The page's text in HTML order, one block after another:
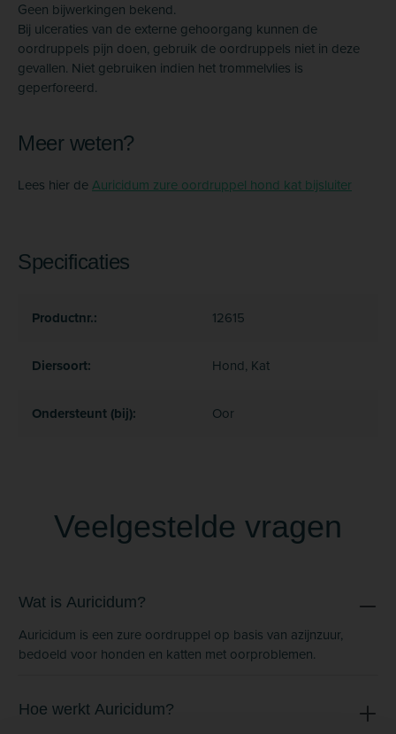
Geen bijwerkingen bekend.
Bij ulceraties van de externe gehoorgang kunnen de
oordruppels pijn doen, gebruik de oordruppels niet in deze
gevallen. Niet gebruiken indien het trommelvlies is
geperforeerd.
Meer weten?
Lees hier deAuricidum zure oordruppel hond kat bijsluiter
Specificaties
Productnr.: 12615
Diersoort: Hond, Kat
Ondersteunt (bij): Oor
Veelgestelde vragen
Wat is Auricidum?
Auricidum is een zure oordruppel op basis van azijnzuur,
bedoeld voor honden en katten met oorproblemen.
Hoe werkt Auricidum?